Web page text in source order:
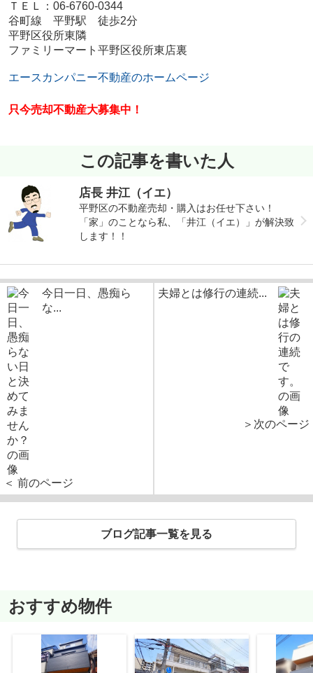
ＴＥＬ：06-6760-0344
谷町線 平野駅 徒歩2分
平野区役所東隣
ファミリーマート平野区役所東店裏
エースカンパニー不動産のホームページ
只今売却不動産大募集中！
この記事を書いた人
店長 井江（イエ）
平野区の不動産売却・購入はお任せ下さい！
「家」のことなら私、「井江（イエ）」が解決致
します！！
今日一日、愚痴ら
な...
＜ 前のページ
夫婦とは修行の連続...
＞次のページ
ブログ記事一覧を見る
おすすめ物件